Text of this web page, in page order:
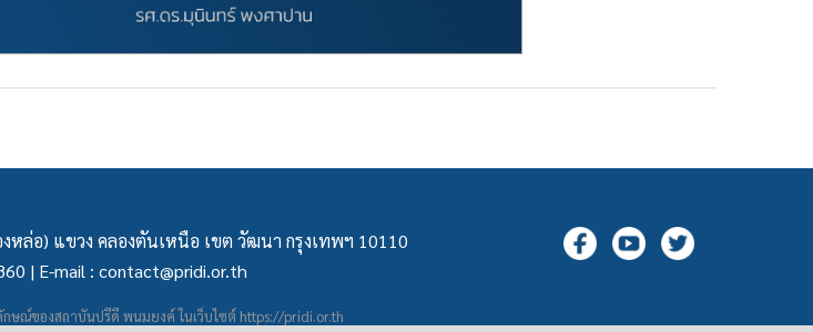
ล่อ) แขวง คลองตันเหนือ เขต วัฒนา กรุงเทพฯ 10110
| E-mail : contact@pridi.or.th
ณ์ของสถาบันปรีดี พนมยงค์ ในเว็บไซต์ https://pridi.or.th